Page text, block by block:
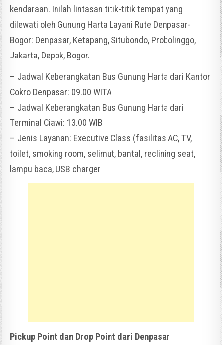
kendaraan. Inilah lintasan titik-titik tempat yang
dilewati oleh Gunung Harta Layani Rute Denpasar-
Bogor: Denpasar, Ketapang, Situbondo, Probolinggo,
Jakarta, Depok, Bogor.
– Jadwal Keberangkatan Bus Gunung Harta dari Kantor
Cokro Denpasar: 09.00 WITA
– Jadwal Keberangkatan Bus Gunung Harta dari
Terminal Ciawi: 13.00 WIB
– Jenis Layanan: Executive Class (fasilitas AC, TV,
toilet, smoking room, selimut, bantal, reclining seat,
lampu baca, USB charger
Pickup Point dan Drop Point dari Denpasar